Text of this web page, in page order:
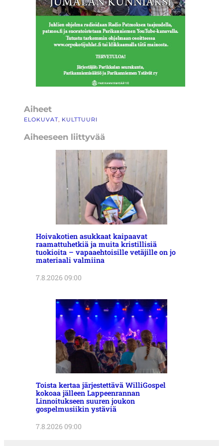
Aiheet
ELOKUVAT, KULTTUURI
Aiheeseen liittyvää
Hoivakotien asukkaat kaipaavat
raamattuhetkiä ja muita kristillisiä
tuokioita – vapaaehtoisille vetäjille on jo
materiaali valmiina
7.8.2026 09:00
Toista kertaa järjestettävä WilliGospel
kokoaa jälleen Lappeenrannan
Linnoitukseen suuren joukon
gospelmusiikin ystäviä
7.8.2026 09:00